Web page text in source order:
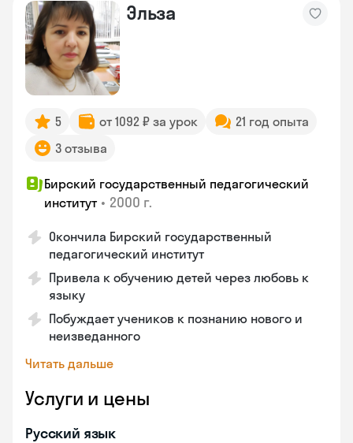
Эльза
5 от 1092 ₽ за урок
21 год опыта
3 отзыва
Бирский государственный педагогический
институт • 2000 г.
Окончила Бирский государственный
педагогический институт
Привела к обучению детей через любовь к
языку
Побуждает учеников к познанию нового и
неизведанного
Читать дальше
Услуги и цены
Русский язык